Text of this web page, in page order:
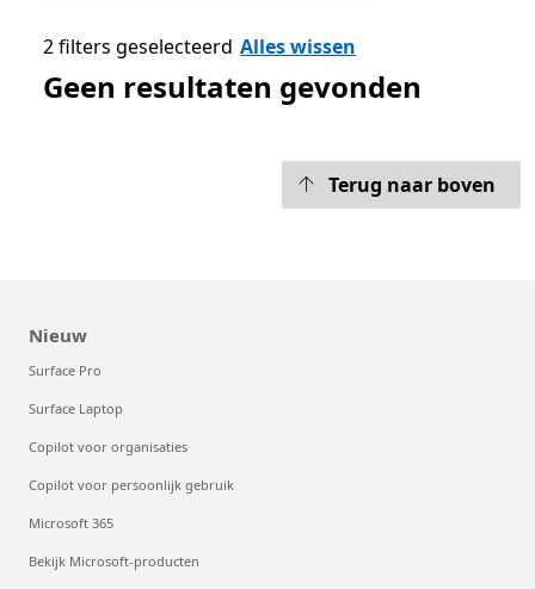
2 filters geselecteerd Alles wissen
Geen resultaten gevonden
Terug naar boven
Nieuw
Surface Pro
Surface Laptop
Copilot voor organisaties
Copilot voor persoonlijk gebruik
Microsoft 365
Bekijk Microsoft-producten